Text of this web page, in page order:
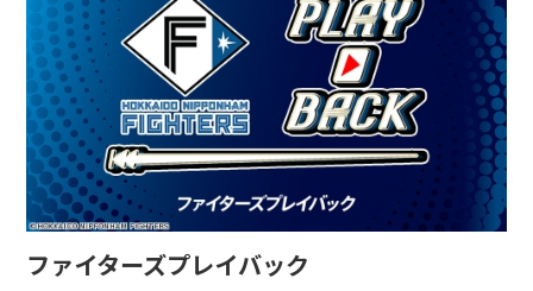
ファイターズプレイバック